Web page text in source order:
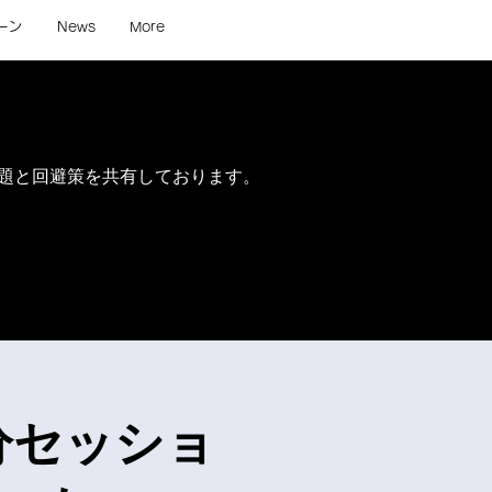
ン News More
と回避策を共有しております。
ッショ